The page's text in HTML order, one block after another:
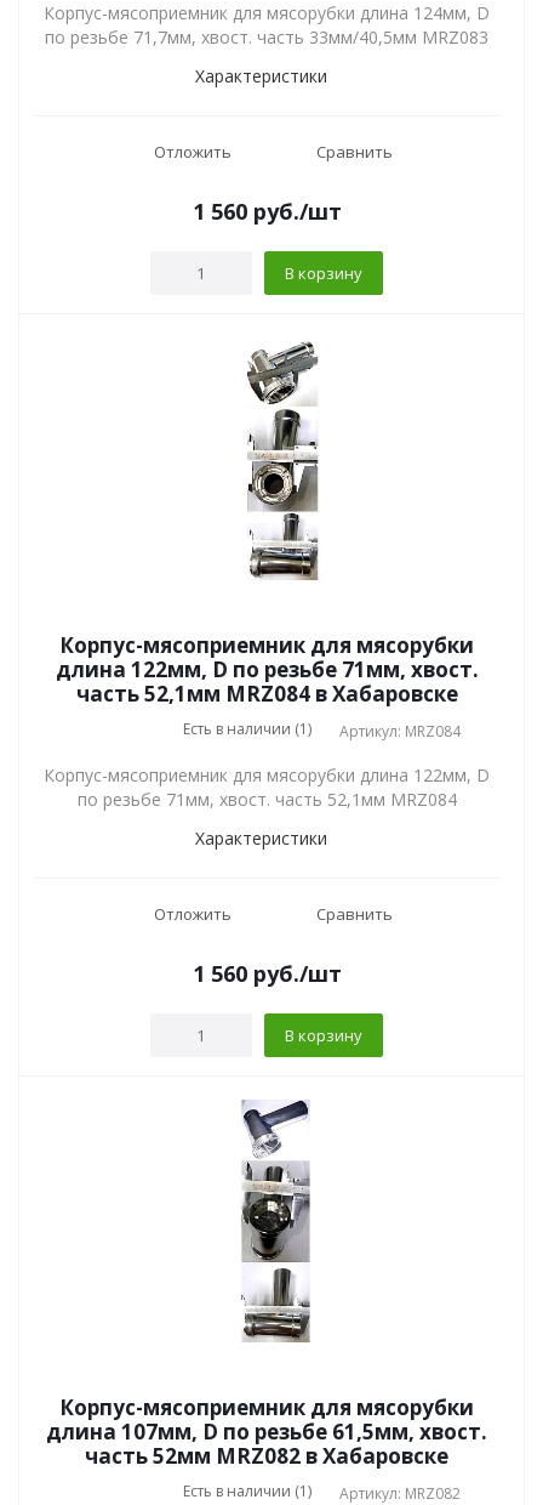
Корпус-мясоприемник для мясорубки длина 124мм, D
по резьбе 71,7мм, хвост. часть 33мм/40,5мм MRZ083
Характеристики
Отложить Сравнить
1 560 руб./шт
В корзину
Корпус-мясоприемник для мясорубки
длина 122мм, D по резьбе 71мм, хвост.
часть 52,1мм MRZ084 в Хабаровске
Есть в наличии (1) Артикул: MRZ084
Корпус-мясоприемник для мясорубки длина 122мм, D
по резьбе 71мм, хвост. часть 52,1мм MRZ084
Характеристики
Отложить Сравнить
1 560 руб./шт
В корзину
Корпус-мясоприемник для мясорубки
длина 107мм, D по резьбе 61,5мм, хвост.
часть 52мм MRZ082 в Хабаровске
Есть в наличии (1) Артикул: MRZ082